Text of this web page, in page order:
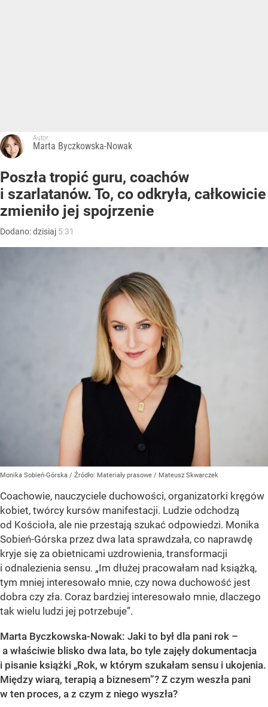
Autor:
Marta Byczkowska-Nowak
Poszła tropić guru, coachów
i szarlatanów. To, co odkryła, całkowicie
zmieniło jej spojrzenie
Dodano:dzisiaj 5:31
Monika Sobień-Górska / Źródło: Materiały prasowe / Mateusz Skwarczek
Coachowie, nauczyciele duchowości, organizatorki kręgów
kobiet, twórcy kursów manifestacji. Ludzie odchodzą
od Kościoła, ale nie przestają szukać odpowiedzi. Monika
Sobień-Górska przez dwa lata sprawdzała, co naprawdę
kryje się za obietnicami uzdrowienia, transformacji
i odnalezienia sensu. „Im dłużej pracowałam nad książką,
tym mniej interesowało mnie, czy nowa duchowość jest
dobra czy zła. Coraz bardziej interesowało mnie, dlaczego
tak wielu ludzi jej potrzebuje”.
Marta Byczkowska-Nowak: Jaki to był dla pani rok –
a właściwie blisko dwa lata, bo tyle zajęły dokumentacja
i pisanie książki „Rok, w którym szukałam sensu i ukojenia.
Między wiarą, terapią a biznesem”? Z czym weszła pani
w ten proces, a z czym z niego wyszła?